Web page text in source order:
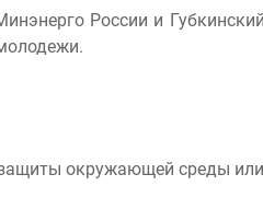
России и
окружающей среды